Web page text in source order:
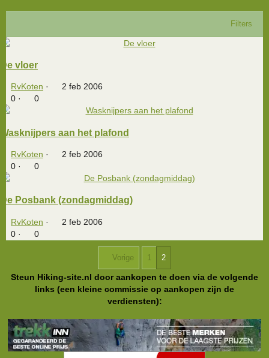
Filters
De vloer
RvKoten
2 feb 2006
0
0
Wasknijpers aan het plafond
RvKoten
2 feb 2006
0
0
De Posbank (zondagmiddag)
RvKoten
2 feb 2006
0
0
Vorige 1 2
Steun Hiking-site.nl door aankopen te doen via de volgende
links (een kleine commissie op aankopen zijn de
verdiensten):